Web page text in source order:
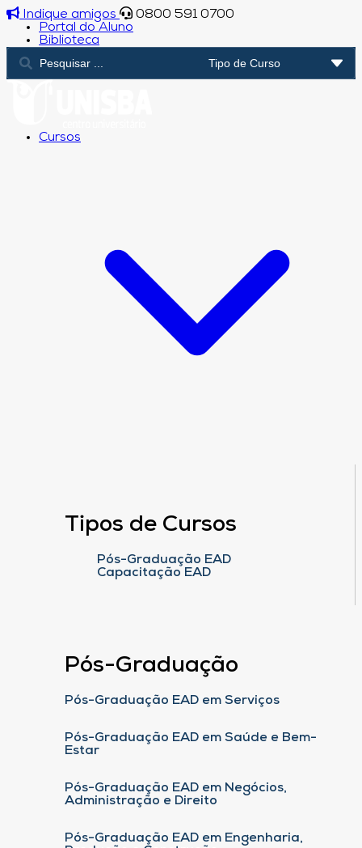
Indique amigos
0800 591 0700
Portal do Aluno
Biblioteca
Cursos
Tipos de Cursos
Pós-Graduação EAD
Capacitação EAD
Pós-Graduação
Pós-Graduação EAD em Serviços
Pós-Graduação EAD em Saúde e Bem-
Estar
Pós-Graduação EAD em Negócios,
Administração e Direito
Pós-Graduação EAD em Engenharia,